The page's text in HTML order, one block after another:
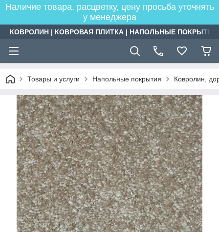
Наличие товара, расцветку, цену просьба уточнять
у менеджера
КОВРОЛИН | КОВРОВАЯ ПЛИТКА | НАПОЛЬНЫЕ
Товары и услуги Напольные покрытия Ковролин,